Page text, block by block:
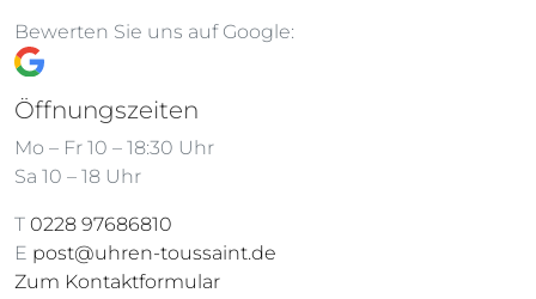
Bewerten Sie uns auf Google:
Öffnungszeiten
Mo – Fr 10 – 18:30 Uhr
Sa 10 – 18 Uhr
T 0228 97686810
E post@uhren-toussaint.de
Zum Kontaktformular